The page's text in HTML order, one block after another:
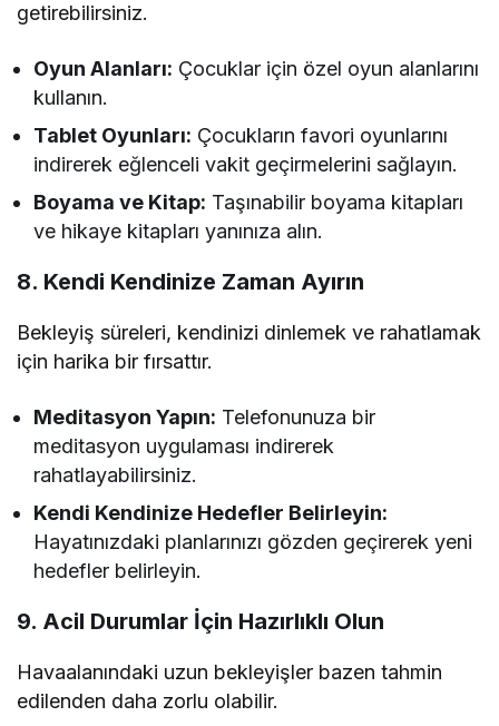
getirebilirsiniz.
Oyun Alanları: Çocuklar için özel oyun alanlarını
kullanın.
Tablet Oyunları: Çocukların favori oyunlarını
indirerek eğlenceli vakit geçirmelerini sağlayın.
Boyama ve Kitap: Taşınabilir boyama kitapları
ve hikaye kitapları yanınıza alın.
8. Kendi Kendinize Zaman Ayırın
Bekleyiş süreleri, kendinizi dinlemek ve rahatlamak
için harika bir fırsattır.
Meditasyon Yapın: Telefonunuza bir
meditasyon uygulaması indirerek
rahatlayabilirsiniz.
Kendi Kendinize Hedefler Belirleyin:
Hayatınızdaki planlarınızı gözden geçirerek yeni
hedefler belirleyin.
9. Acil Durumlar İçin Hazırlıklı Olun
Havaalanındaki uzun bekleyişler bazen tahmin
edilenden daha zorlu olabilir.